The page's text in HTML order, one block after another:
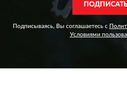
Подписываясь, Вы соглашаетесь с
Условиями